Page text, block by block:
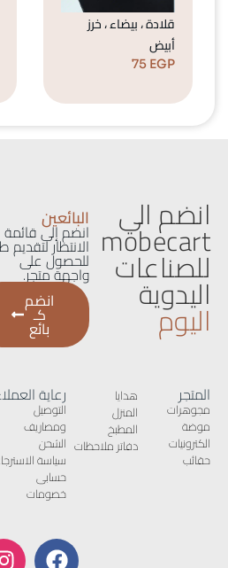
قلادة ، بيضاء ، خرز
أبيض
75 EGP
انضم الي
mobecart
للصناعات
اليدوية
اليوم
البائعين
انضم إلى قائمة
الانتظار
للحصول على
واجهة متجر.
انضم
كـ
بائع
المتجر
مجوهرات
موضة
الكترونيات
حقائب
هدايا
المنزل
المطبخ
دفاتر ملاحظات
رعاية
التوصيل
ومصاريف
الشحن
سياسة
حسابى
خصومات